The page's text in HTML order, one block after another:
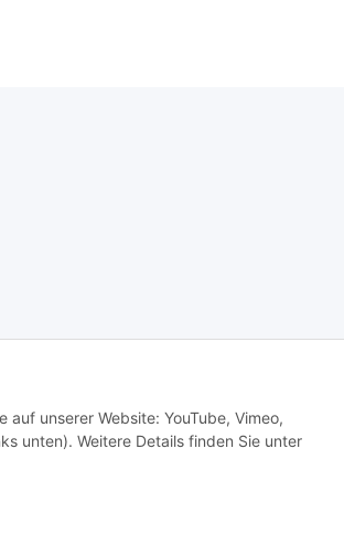
unserer Website: YouTube, Vimeo,
unten). Weitere Details finden Sie unter